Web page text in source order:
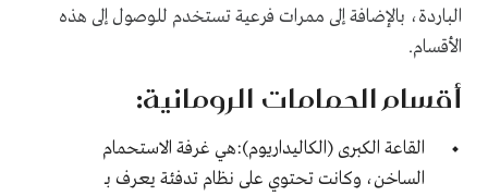
الباردة، بالإضافة إلى ممرات فرعية تستخدم للوصول إلى هذه
الأقسام.
أقسام الحمامات الرومانية:
القاعة الكبرى (الكاليداريوم):هي غرفة الاستحمام
الساخن، وكانت تحتوي على نظام تدفئة يعرف بـ